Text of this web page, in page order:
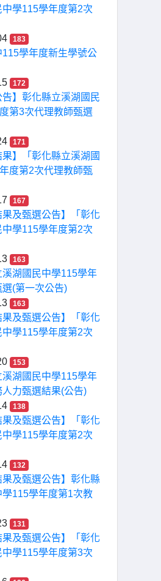
學115學年度第2次
183
115學年度新生學號公
172
告】彰化縣立溪湖國民
第3次代理教師甄選
171
果】「彰化縣立溪湖國
度第2次代理教師甄
167
果及甄選公告】「彰化
學115學年度第2次
163
溪湖國民中學115學年
(第一次公告)
163
果及甄選公告】「彰化
學115學年度第2次
153
溪湖國民中學115學年
力甄選結果(公告)
138
果及甄選公告】「彰化
學115學年度第2次
132
果及甄選公告】彰化縣
115學年度第1次教
131
果及甄選公告】「彰化
學115學年度第3次